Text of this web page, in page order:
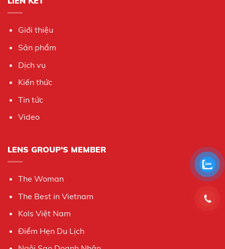
Giới thiệu
Sản phẩm
Dịch vụ
Kiến thức
Tin tức
Video
LENS GROUP'S MEMBER
The Woman
The Best in Vietnam
Kols Việt Nam
Điểm Hẹn Du Lịch